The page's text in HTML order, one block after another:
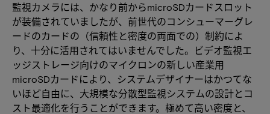
監視カメラには、かなり前からmicroSDカードスロット
が装備されていましたが、前世代のコンシューマーグレ
ードのカードの（信頼性と密度の両面での）制約によ
り、十分に活用されてはいませんでした。ビデオ監視エ
ッジストレージ向けのマイクロンの新しい産業用
microSDカードにより、システムデザイナーはかつてな
いほど自由に、大規模な分散型監視システムの設計とコ
スト最適化を行うことができます。極めて高い密度と、